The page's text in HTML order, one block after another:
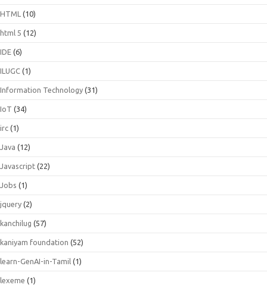
HTML (10)
html 5 (12)
IDE (6)
ILUGC (1)
Information Technology (31)
IoT (34)
irc (1)
Java (12)
Javascript (22)
Jobs (1)
jquery (2)
kanchilug (57)
kaniyam foundation (52)
learn-GenAI-in-Tamil (1)
lexeme (1)